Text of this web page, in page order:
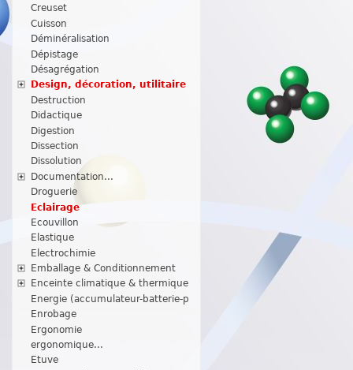
Creuset
Cuisson
Déminéralisation
Dépistage
Désagrégation
Design, décoration, utilitaire
Destruction
Didactique
Digestion
Dissection
Dissolution
Documentation...
Droguerie
Eclairage
Ecouvillon
Elastique
Electrochimie
Emballage & Conditionnement
Enceinte climatique & thermique
Energie (accumulateur-batterie-p
Enrobage
Ergonomie
ergonomique...
Etuve